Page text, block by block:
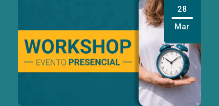
28
Mar